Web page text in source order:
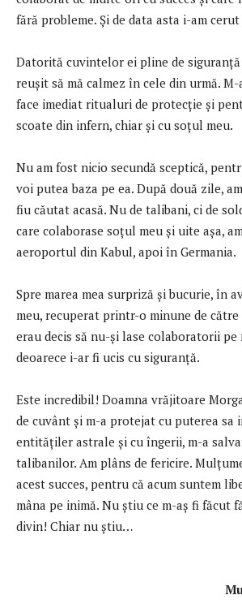
fără probleme. Și de data asta i-am
Datorită cuvintelor ei pline de siguranță
reușit să mă calmez în cele din urmă.
face imediat ritualuri de protecție și
scoate din infern, chiar și cu soțul meu.
Nu am fost nicio secundă sceptică,
voi putea baza pe ea. După două zile,
fiu căutat acasă. Nu de talibani, ci de
care colaborase soțul meu și uite așa,
aeroportul din Kabul, apoi în Germania.
Spre marea mea surpriză și bucurie, în
meu, recuperat printr-o minune de către
erau decis să nu-și lase colaboratorii
deoarece i-ar fi ucis cu siguranță.
Este incredibil! Doamna vrăjitoare
de cuvânt și m-a protejat cu puterea sa
entitățiler astrale și cu îngerii, m-a
talibanilor. Am plâns de fericire.
acest succes, pentru că acum suntem
mâna pe inimă. Nu știu ce m-aș fi făcut
divin! Chiar nu știu…